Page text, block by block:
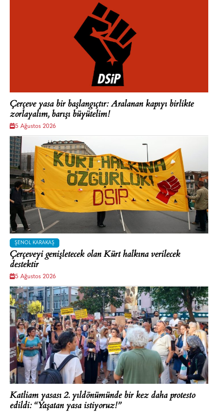
Çerçeve yasa bir başlangıçtır: Aralanan kapıyı birlikte
zorlayalım, barışı büyütelim!
5 Ağustos 2026
ŞENOL KARAKAŞ
Çerçeveyi genişletecek olan Kürt halkına verilecek
destektir
5 Ağustos 2026
Katliam yasası 2. yıldönümünde bir kez daha protesto
edildi: “Yaşatan yasa istiyoruz!”